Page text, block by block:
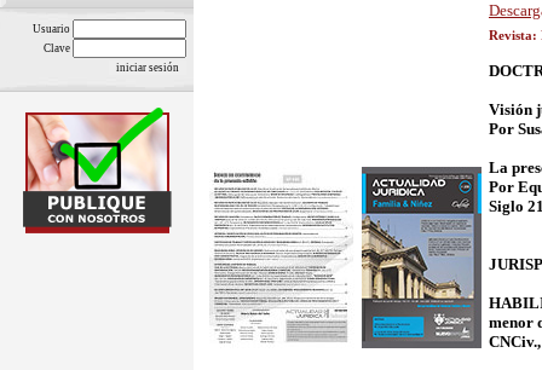
Usuario
Clave
Revista:
Visión
Por
La
Por
Siglo
menor